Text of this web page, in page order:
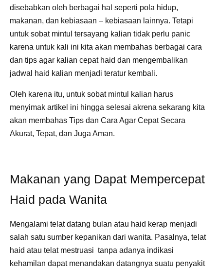
disebabkan oleh berbagai hal seperti pola hidup,
makanan, dan kebiasaan – kebiasaan lainnya. Tetapi
untuk sobat mintul tersayang kalian tidak perlu panic
karena untuk kali ini kita akan membahas berbagai cara
dan tips agar kalian cepat haid dan mengembalikan
jadwal haid kalian menjadi teratur kembali.
Oleh karena itu, untuk sobat mintul kalian harus
menyimak artikel ini hingga selesai akrena sekarang kita
akan membahas Tips dan Cara Agar Cepat Secara
Akurat, Tepat, dan Juga Aman.
Makanan yang Dapat Mempercepat
Haid pada Wanita
Mengalami telat datang bulan atau haid kerap menjadi
salah satu sumber kepanikan dari wanita. Pasalnya, telat
haid atau telat mestruasi tanpa adanya indikasi
kehamilan dapat menandakan datangnya suatu penyakit